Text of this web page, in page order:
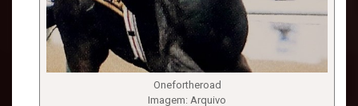
Onefortheroad
Imagem: Arquivo